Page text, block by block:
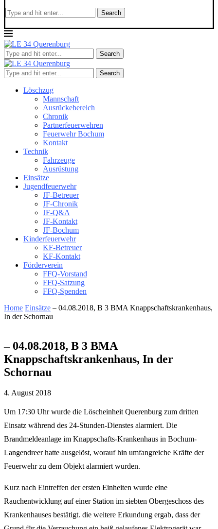
Search
Search
Search
Löschzug
Mannschaft
Ausrückebereich
Chronik
Partnerfeuerwehren
Feuerwehr Bochum
Kontakt
Technik
Fahrzeuge
Ausrüstung
Einsätze
Jugendfeuerwehr
JF-Betreuer
JF-Chronik
JF-Q&A
JF-Kontakt
JF-Bochum
Kinderfeuerwehr
KF-Betreuer
KF-Kontakt
Förderverein
FFQ-Vorstand
FFQ-Satzung
FFQ-Spenden
Home Einsätze – 04.08.2018, B 3 BMA Knappschaftskrankenhaus,
In der Schornau
– 04.08.2018, B 3 BMA
Knappschaftskrankenhaus, In der
Schornau
4. August 2018
Um 17:30 Uhr wurde die Löscheinheit Querenburg zum dritten
Einsatz während des 24-Stunden-Dienstes alarmiert. Die
Brandmeldeanlage im Knappschafts-Krankenhaus in Bochum-
Langendreer hatte ausgelöst, worauf hin umfangreiche Kräfte der
Feuerwehr zu dem Objekt alarmiert wurden.
Kurz nach Eintreffen der ersten Einheiten wurde eine
Rauchentwicklung auf einer Station im siebten Obergeschoss des
Krankenhauses bestätigt. die weitere Erkundung ergab, dass der